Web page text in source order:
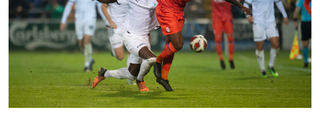
CLUB
CONTACT
ACTUALITÉS